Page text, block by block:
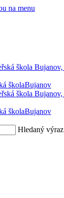
na menu
školaBujanov
školaBujanov
Hledaný výraz